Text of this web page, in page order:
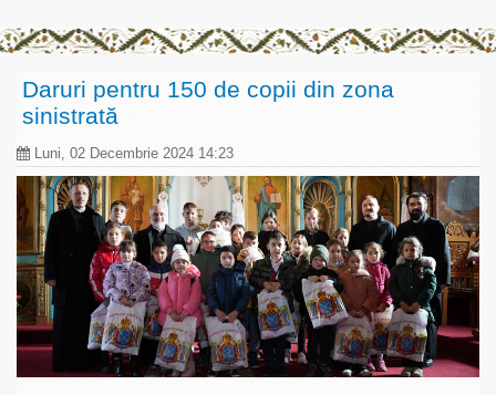
Daruri pentru 150 de copii din zona
sinistrată
Luni, 02 Decembrie 2024 14:23